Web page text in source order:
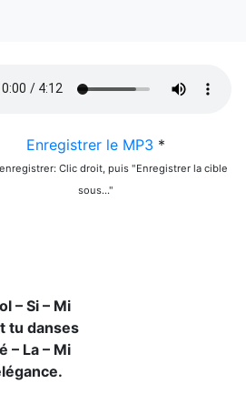
Enregistrer le MP3 *
Clic droit, puis "Enregistrer la cible
sous..."
– Si – Mi
tu danses
– La – Mi